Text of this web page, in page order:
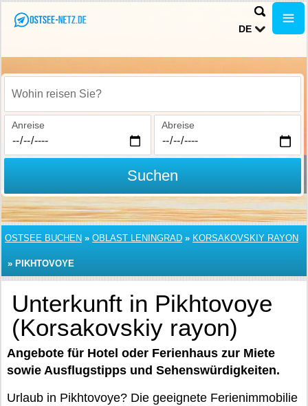
DE
Wohin reisen Sie?
Anreise Abreise
Suchen
OSTSEE BUCHEN » OBLAST LENINGRAD » KORSAKOVSKIY RAYON
» PIKHTOVOYE
Unterkunft in Pikhtovoye
(Korsakovskiy rayon)
Angebote für Hotel oder Ferienhaus zur Miete
sowie Ausflugstipps und Sehenswürdigkeiten.
Urlaub in Pikhtovoye? Die geeignete Ferienimmobilie